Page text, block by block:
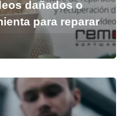
dañados o
para reparar